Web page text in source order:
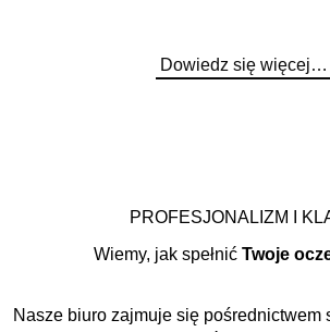
Dowiedz się więcej…
PROFESJONALIZM I
Wiemy, jak spełnić Twoje
Nasze biuro zajmuje się pośrednictwem